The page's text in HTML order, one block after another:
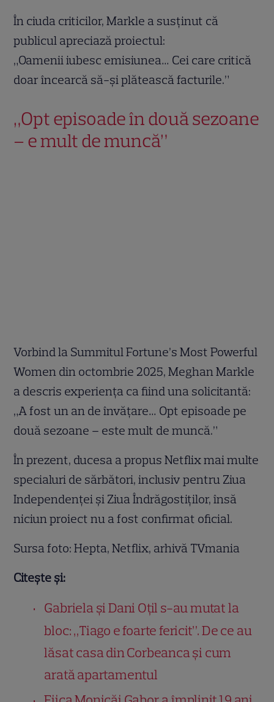
În ciuda criticilor, Markle a susținut că
publicul apreciază proiectul:
„Oamenii iubesc emisiunea… Cei care critică
doar încearcă să-și plătească facturile.”
„Opt episoade în două sezoane
– e mult de muncă”
Vorbind la Summitul Fortune’s Most Powerful
Women din octombrie 2025, Meghan Markle
a descris experiența ca fiind una solicitantă:
„A fost un an de învățare… Opt episoade pe
două sezoane – este mult de muncă.”
În prezent, ducesa a propus Netflix mai multe
specialuri de sărbători, inclusiv pentru Ziua
Independenței și Ziua Îndrăgostiților, însă
niciun proiect nu a fost confirmat oficial.
Sursa foto: Hepta, Netflix, arhivă TVmania
Citește și:
Gabriela și Dani Oțil s-au mutat la
bloc: „Tiago e foarte fericit”. De ce au
lăsat casa din Corbeanca și cum
arată apartamentul